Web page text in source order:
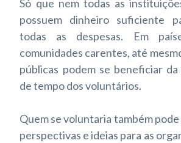
Só que nem todas as
possuem dinheiro suficiente
todas as despesas. Em
comunidades carentes, até
públicas podem se beneficiar
de tempo dos voluntários.
Quem se voluntaria também
perspectivas e ideias para as